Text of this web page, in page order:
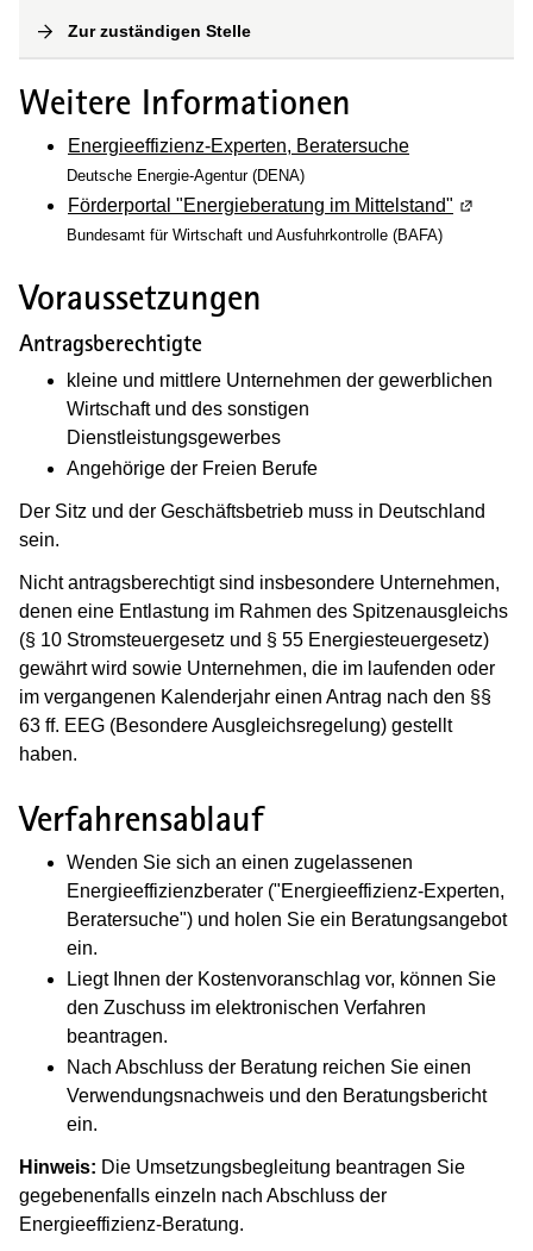
Zur zuständigen Stelle
Weitere Informationen
Energieeffizienz-Experten, Beratersuche
Deutsche Energie-Agentur (DENA)
Förderportal "Energieberatung im Mittelstand" (Wird in
Bundesamt für Wirtschaft und Ausfuhrkontrolle (BAFA)
Voraussetzungen
Antragsberechtigte
kleine und mittlere Unternehmen der gewerblichen
Wirtschaft und des sonstigen
Dienstleistungsgewerbes
Angehörige der Freien Berufe
Der Sitz und der Geschäftsbetrieb muss in Deutschland
sein.
Nicht antragsberechtigt sind insbesondere Unternehmen,
denen eine Entlastung im Rahmen des Spitzenausgleichs
(§ 10 Stromsteuergesetz und § 55 Energiesteuergesetz)
gewährt wird sowie Unternehmen, die im laufenden oder
im vergangenen Kalenderjahr einen Antrag nach den §§
63 ff. EEG (Besondere Ausgleichsregelung) gestellt
haben.
Verfahrensablauf
Wenden Sie sich an einen zugelassenen
Energieeffizienzberater ("Energieeffizienz-Experten,
Beratersuche") und holen Sie ein Beratungsangebot
ein.
Liegt Ihnen der Kostenvoranschlag vor, können Sie
den Zuschuss im elektronischen Verfahren
beantragen.
Nach Abschluss der Beratung reichen Sie einen
Verwendungsnachweis und den Beratungsbericht
ein.
Hinweis: Die Umsetzungsbegleitung beantragen Sie
gegebenenfalls einzeln nach Abschluss der
Energieeffizienz-Beratung.